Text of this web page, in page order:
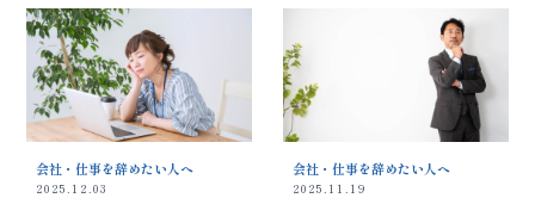
会社・仕事を辞めたい人へ
2025.12.03
会社・仕事を辞めたい人へ
2025.11.19